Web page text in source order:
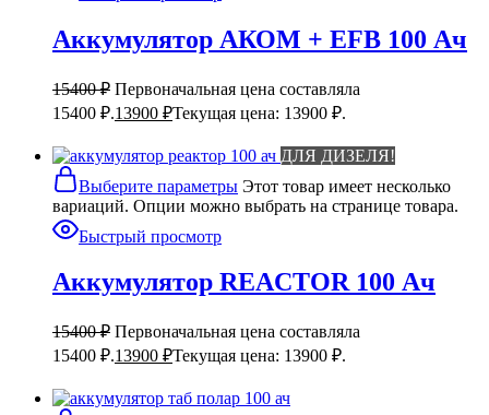
Аккумулятор АКОМ + EFB 100 Ач
15400₽ Первоначальная цена составляла
15400 ₽.13900 ₽Текущая цена: 13900 ₽.
ДЛЯ ДИЗЕЛЯ!
Выберите параметры Этот товар имеет несколько
вариаций. Опции можно выбрать на странице товара.
Быстрый просмотр
Аккумулятор REACTOR 100 Ач
15400₽ Первоначальная цена составляла
15400 ₽.13900 ₽Текущая цена: 13900 ₽.